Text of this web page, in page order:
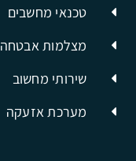
טכנאי מחשבים
מצלמות אבטחה
שירותי מחשוב
מערכת אזעקה